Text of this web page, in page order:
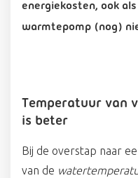
energiekosten, ook
warmtepomp (nog)
Temperatuur van
is beter
Bij de overstap naar
van de